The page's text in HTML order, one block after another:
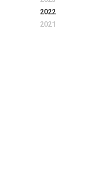
2022
2021